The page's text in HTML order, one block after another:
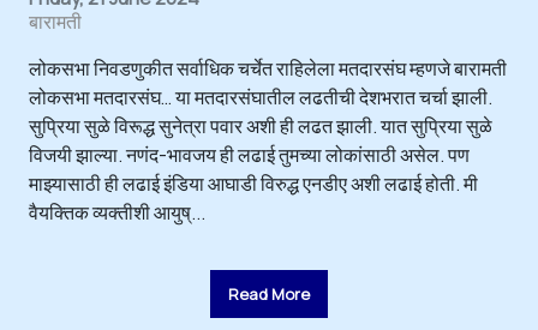
बारामती
लोकसभा निवडणुकीत सर्वाधिक चर्चेत राहिलेला मतदारसंघ म्हणजे बारामती
लोकसभा मतदारसंघ… या मतदारसंघातील लढतीची देशभरात चर्चा झाली.
सुप्रिया सुळे विरूद्ध सुनेत्रा पवार अशी ही लढत झाली. यात सुप्रिया सुळे
विजयी झाल्या. नणंद-भावजय ही लढाई तुमच्या लोकांसाठी असेल. पण
माझ्यासाठी ही लढाई इंडिया आघाडी विरुद्ध एनडीए अशी लढाई होती. मी
वैयक्तिक व्यक्तीशी आयुष्...
Read More